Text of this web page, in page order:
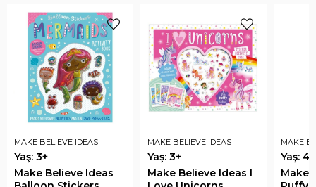
MAKE BELIEVE IDEAS
Yaş: 3+
Make Believe Ideas
MAKE BELIEVE IDEAS
Yaş: 3+
Make Believe Ideas I
MAKE
Yaş: 4+
Make